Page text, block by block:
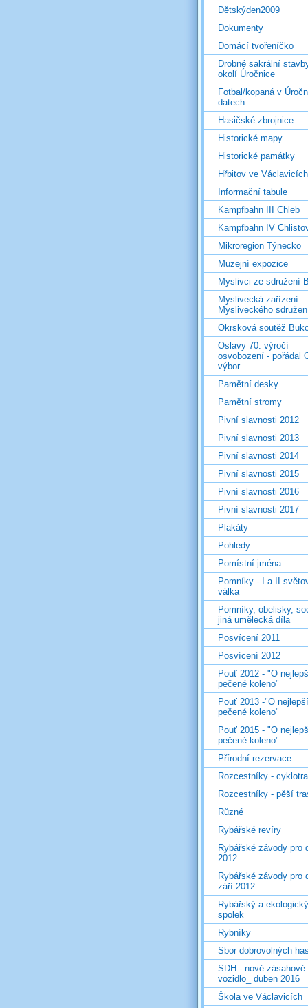
Dětskýden2009
Dokumenty
Domácí tvořeníčko
Drobné sakrální
okolí Úročnice
Fotbal/kopaná v
datech
Hasičské zbrojnice
Historické mapy
Historické památky
Hřbitov ve Václavicích
Informační tabule
Kampfbahn III Chleb
Kampfbahn IV
Mikroregion Týnecko
Muzejní expozice
Myslivci ze sdružení
Myslivecká zařízení
Mysliveckého
Okrsková soutěž
Oslavy 70. výročí
osvobození - pořádal
výbor
Pamětní desky
Pamětní stromy
Pivní slavnosti 2012
Pivní slavnosti 2013
Pivní slavnosti 2014
Pivní slavnosti 2015
Pivní slavnosti 2016
Pivní slavnosti 2017
Plakáty
Pohledy
Pomístní jména
Pomníky - I a II
válka
Pomníky, obelisky,
jiná umělecká díla
Posvícení 2011
Posvícení 2012
Pouť 2012 - "O
pečené koleno"
Pouť 2013 -"O nejlepší
pečené koleno"
Pouť 2015 - "O
pečené koleno"
Přírodní rezervace
Rozcestníky -
Rozcestníky - pěší
Různé
Rybářské revíry
Rybářské závody pro
2012
Rybářské závody pro
září 2012
Rybářský a ekologický
spolek
Rybníky
Sbor dobrovolných
SDH - nové zásahové
vozidlo_ duben 2016
Škola ve Václavicích